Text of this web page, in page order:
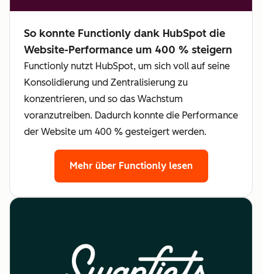
So konnte Functionly dank HubSpot die
Website-Performance um 400 % steigern
Functionly nutzt HubSpot, um sich voll auf seine
Konsolidierung und Zentralisierung zu
konzentrieren, und so das Wachstum
voranzutreiben. Dadurch konnte die Performance
der Website um 400 % gesteigert werden.
Mehr über Functionly lesen